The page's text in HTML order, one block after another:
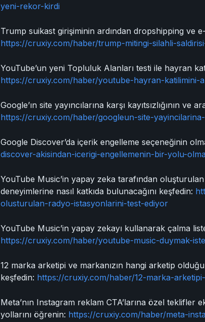
yeni-rekor-kirdi
Trump suikast girişiminin ardından dropshipping ve
https://cruxiy.com/haber/trump-mitingi-silahli-
YouTube’un yeni Topluluk Alanları testi ile hayran
https://cruxiy.com/haber/youtube-hayran-
Google’ın site yayıncılarına karşı kayıtsızlığının
https://cruxiy.com/haber/googleun-site-
Google Discover’da içerik engelleme seçeneğinin
discover-akisindan-icerigi-engellemenin-bir-yolu-
YouTube Music’in yapay zeka tarafından
deneyimlerine nasıl katkıda bulunacağını keşfedin:
olusturulan-radyo-istasyonlarini-test-ediyor
YouTube Music’in yapay zekayı kullanarak çalma
https://cruxiy.com/haber/youtube-music-duymak-
12 marka arketipi ve markanızın hangi arketip
keşfedin: https://cruxiy.com/haber/12-marka-
Meta’nın Instagram reklam CTA’larına özel teklifler
yollarını öğrenin: https://cruxiy.com/haber/meta-